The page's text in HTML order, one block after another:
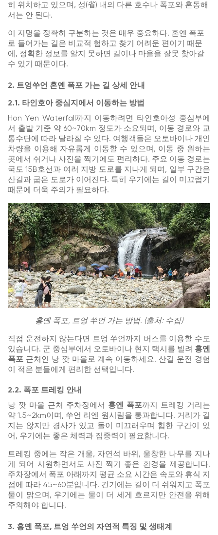
히 위치하고 있으며, 성(省) 내의 다른 호수나 폭포와 혼동해
서는 안 된다.
이 지명을 정확히 구분하는 것은 매우 중요하다. 혼옌 폭포
로 들어가는 길은 비교적 험하고 찾기 어려운 편이기 때문
에, 정확한 정보를 알지 못하면 길이나 마을을 잘못 찾아갈
수 있기 때문이다.
2. 트엉쑤언 혼옌 폭포 가는 길 상세 안내
2.1. 타인호아 중심지에서 이동하는 방법
Hon Yen Waterfall 까지 이동하려면 타인호아성 중심부에
서 출발 기준 약 60~70km 정도가 소요되며, 이동 경로와 교
통수단에 따라 달라질 수 있다. 여행객들은 오토바이나 개인
차량을 이용해 자유롭게 이동할 수 있으며, 이동 중 원하는
곳에서 쉬거나 사진을 찍기에도 편리하다. 주요 이동 경로는
국도 15B호선과 여러 지방 도로를 지나게 되며, 일부 구간은
산길과 굽은 도로가 이어진다. 특히 우기에는 길이 미끄럽기
때문에 더욱 주의가 필요하다.
홍옌 폭포, 트엉 쑤언 가는 방법. (출처: 수집)
직접 운전하지 않는다면 트엉 쑤언까지 버스를 이용할 수도
있습니다. 군 중심부에서 오토바이나 현지 택시를 빌려 홍옌
폭포 근처인 낭 깟 마을로 계속 이동하세요. 산길 운전 경험
이 적은 분들에게 편리한 선택입니다.
2.2. 폭포 트레킹 안내
낭 깟 마을 근처 주차장에서 홍옌 폭포까지 트레킹 거리는
약 1.5~2km이며, 쑤언 리엔 원시림을 통과합니다. 거리가 길
지는 않지만 경사가 있고 돌이 미끄러우며 험한 구간이 있
어, 우기에는 좋은 체력과 집중력이 필요합니다.
트레킹 중에는 작은 개울, 자연석 바위, 울창한 나무를 지나
게 되어 시원하면서도 사진 찍기 좋은 환경을 제공합니다.
주차장에서 폭포 아래까지 평균 소요 시간은 속도와 휴식 지
점에 따라 45~60분입니다. 건기에는 길이 더 쉬워지고 폭포
물이 맑으며, 우기에는 물이 더 세게 흐르지만 안전을 위해
주의해야 합니다.
3. 홍옌 폭포, 트엉 쑤언의 자연적 특징 및 생태계